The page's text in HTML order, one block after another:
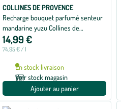
COLLINES DE PROVENCE
Recharge bouquet parfumé senteur
mandarine yuzu Collines de
Provence - 200 ml
14,99 €
74,95 € / l
En stock livraison
Voir stock magasin
Ajouter au panier